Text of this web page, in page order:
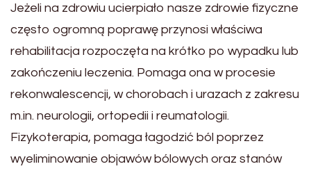
Jeżeli na zdrowiu ucierpiało nasze zdrowie fizyczne
często ogromną poprawę przynosi właściwa
rehabilitacja rozpoczęta na krótko po wypadku lub
zakończeniu leczenia. Pomaga ona w procesie
rekonwalescencji, w chorobach i urazach z zakresu
m.in. neurologii, ortopedii i reumatologii.
Fizykoterapia, pomaga łagodzić ból poprzez
wyeliminowanie objawów bólowych oraz stanów